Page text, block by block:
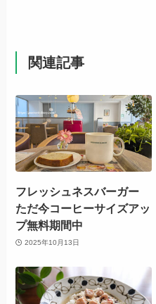
関連記事
フレッシュネスバーガー
ただ今コーヒーサイズアッ
プ無料期間中
2025年10月13日